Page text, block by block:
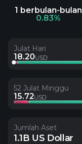
1 berbulan-bulan
0.83%
Julat Hari
18.20USD
52 Julat Minggu
15.72USD
Jumlah Aset
1.1B US Dollar